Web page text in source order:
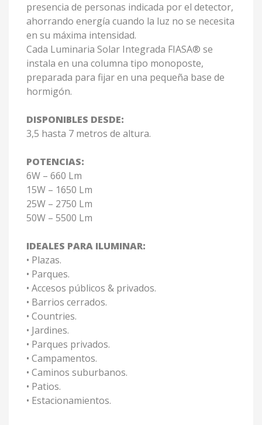
presencia de personas indicada por el detector,
ahorrando energía cuando la luz no se necesita
en su máxima intensidad.
Cada Luminaria Solar Integrada FIASA® se
instala en una columna tipo monoposte,
preparada para fijar en una pequeña base de
hormigón.
DISPONIBLES DESDE:
3,5 hasta 7 metros de altura.
POTENCIAS:
6W – 660 Lm
15W – 1650 Lm
25W – 2750 Lm
50W – 5500 Lm
IDEALES PARA ILUMINAR:
• Plazas.
• Parques.
• Accesos públicos & privados.
• Barrios cerrados.
• Countries.
• Jardines.
• Parques privados.
• Campamentos.
• Caminos suburbanos.
• Patios.
• Estacionamientos.